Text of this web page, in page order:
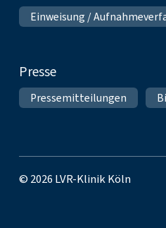
Einweisung /
Presse
Pressemitteilungen
© 2026 LVR-Klinik Köln